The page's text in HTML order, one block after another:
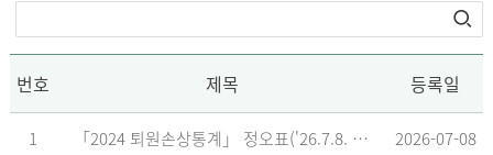
번호 제목 등록일
1 「2024 퇴원손상통계」 정오표('26.7.8. 기준) 2026-07-08